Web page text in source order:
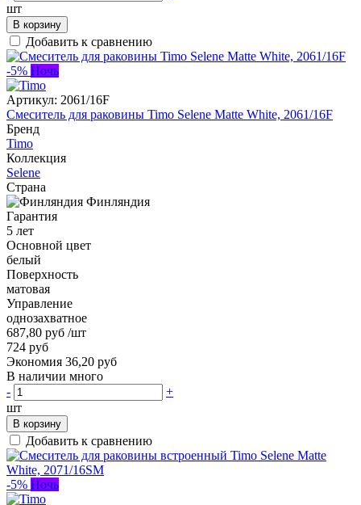
шт
В корзину
Добавить к сравнению
-5% Ночь
Артикул: 2061/16F
Смеситель для раковины Timo Selene Matte White, 2061/16F
Бренд
Timo
Коллекция
Selene
Страна
Финляндия
Гарантия
5 лет
Основной цвет
белый
Поверхность
матовая
Управление
однозахватное
687,80 руб /шт
724 руб
Экономия 36,20 руб
В наличии много
-
+
шт
В корзину
Добавить к сравнению
-5% Ночь